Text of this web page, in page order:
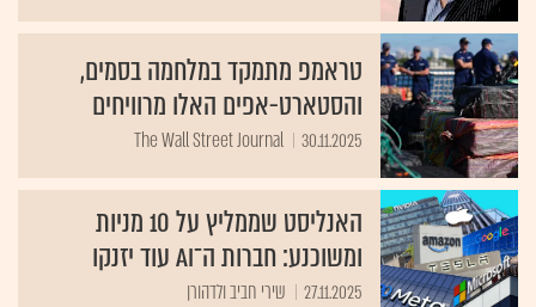
טראמפ מתמקד במלחמה בסמים,
והסטארט-אפים האלו מרוויחים
30.11.2025
The Wall Street Journal
האנליסט שממליץ על 10 מניות
ומשוכנע: חברות ה־AI עוד יזנקו
27.11.2025 שירי חביב ולדהורן